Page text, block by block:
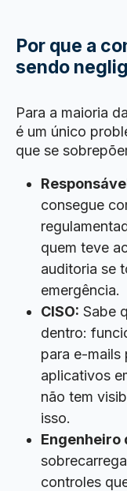
Por que a
sendo
Para a maioria
é um único
que se
consegue
quem teve
auditoria se
emergência.
CISO: Sabe
dentro:
para e-mails
aplicativos
não tem
isso.
Engenheiro
controles